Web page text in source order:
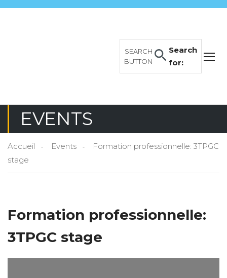
Search
for:
SEARCH
BUTTON
EVENTS
Accueil Events
Formation professionnelle: 3TPGC
stage
Formation professionnelle:
3TPGC stage